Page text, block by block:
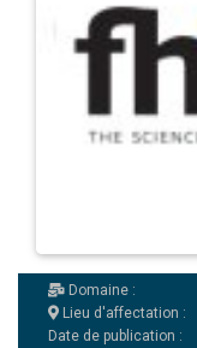
Domaine :
Lieu d'affectation :
Date de publication :